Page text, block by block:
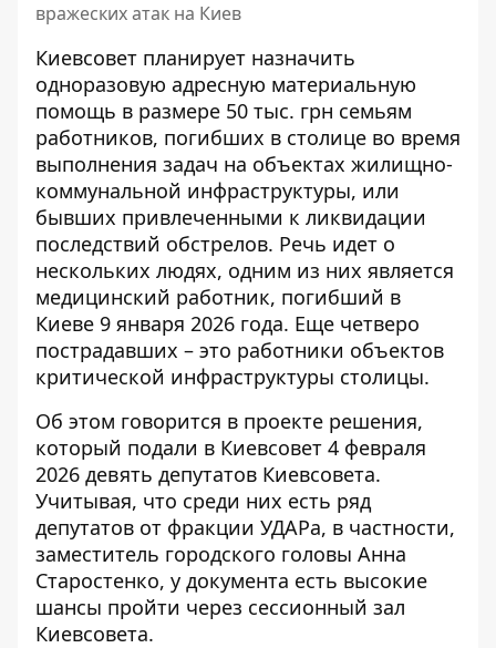
вражеских атак на Киев
Киевсовет планирует назначить
одноразовую адресную материальную
помощь в размере 50 тыс. грн семьям
работников, погибших в столице во время
выполнения задач на объектах жилищно-
коммунальной инфраструктуры, или
бывших привлеченными к ликвидации
последствий обстрелов. Речь идет о
нескольких людях, одним из них является
медицинский работник, погибший в
Киеве 9 января 2026 года. Еще четверо
пострадавших – это работники объектов
критической инфраструктуры столицы.
Об этом говорится в проекте решения,
который подали в Киевсовет 4 февраля
2026 девять депутатов Киевсовета.
Учитывая, что среди них есть ряд
депутатов от фракции УДАРа, в частности,
заместитель городского головы Анна
Старостенко, у документа есть высокие
шансы пройти через сессионный зал
Киевсовета.